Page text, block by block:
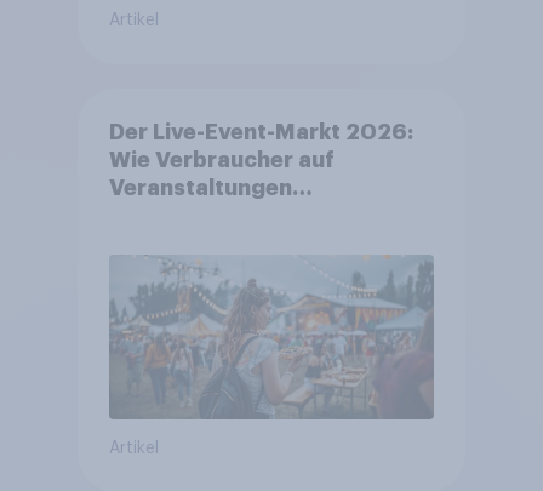
Artikel
Der Live-Event-Markt 2026:
Wie Verbraucher auf
Veranstaltungen
Artikel